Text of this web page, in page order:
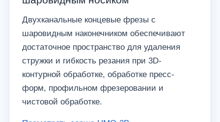
Двухканальные концевые фрезы с
шаровидным наконечником обеспечивают
достаточное пространство для удаления
стружки и гибкость резания при 3D-
контурной обработке, обработке пресс-
форм, профильном фрезеровании и
чистовой обработке.